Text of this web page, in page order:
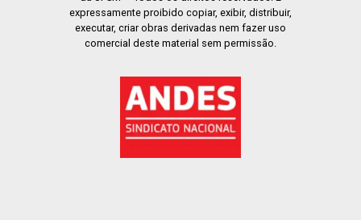
expressamente proibido copiar, exibir, distribuir,
executar, criar obras derivadas nem fazer uso
comercial deste material sem permissão.